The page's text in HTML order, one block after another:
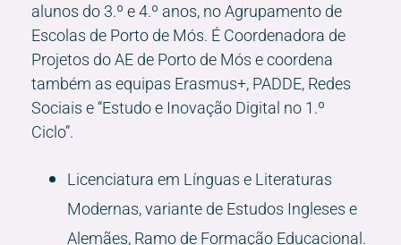
alunos do 3.º e 4.º anos, no Agrupamento de
Escolas de Porto de Mós. É Coordenadora de
Projetos do AE de Porto de Mós e coordena
também as equipas Erasmus+, PADDE, Redes
Sociais e “Estudo e Inovação Digital no 1.º
Ciclo”.
Licenciatura em Línguas e Literaturas
Modernas, variante de Estudos Ingleses e
Alemães, Ramo de Formação Educacional.